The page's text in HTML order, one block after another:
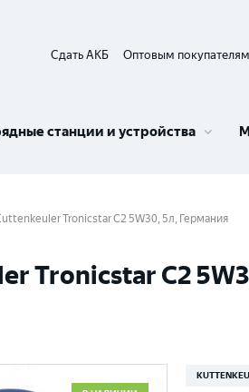
Сдать АКБ Оптовым покупателям
станции и устройства
Tronicstar C2 5W30, 5л, Германия
Tronicstar C2